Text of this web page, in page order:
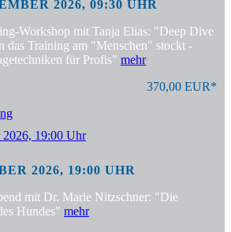
2026, 09:30 UHR
Workshop mit Tanja Elias: "Deep Dive
das Training am "Menschen" stockt -
für Profis" mehr
370,00 EUR*
2026, 19:00 UHR
mit Dr. Marie Nitzschner: "Die
Hundes" mehr